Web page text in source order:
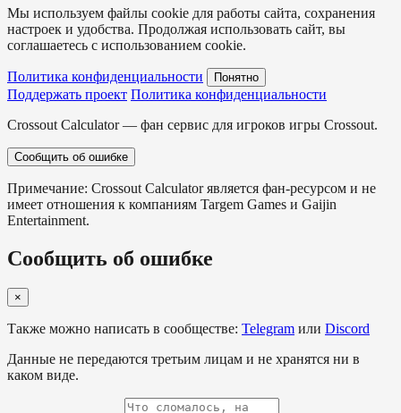
Мы используем файлы cookie для работы сайта, сохранения
настроек и удобства. Продолжая использовать сайт, вы
соглашаетесь с использованием cookie.
Политика конфиденциальности Понятно
Поддержать проект Политика конфиденциальности
Crossout Calculator — фан сервис для игроков игры Crossout.
Сообщить об ошибке
Примечание: Crossout Calculator является фан-ресурсом и не
имеет отношения к компаниям Targem Games и Gaijin
Entertainment.
Сообщить об ошибке
×
Также можно написать в сообществе: Telegram или Discord
Данные не передаются третьим лицам и не хранятся ни в
каком виде.